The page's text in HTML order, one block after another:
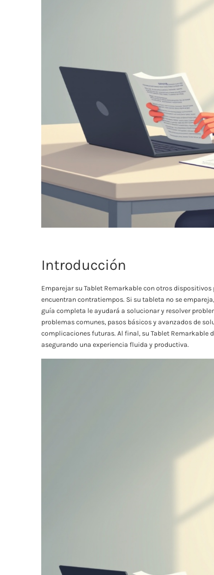
Introducción
Emparejar su Tablet Remarkable con otros
encuentran contratiempos. Si su tableta no se
guía completa le ayudará a solucionar y resolver
problemas comunes, pasos básicos y avanzados de
complicaciones futuras. Al final, su Tablet Remarkable
asegurando una experiencia fluida y productiva.